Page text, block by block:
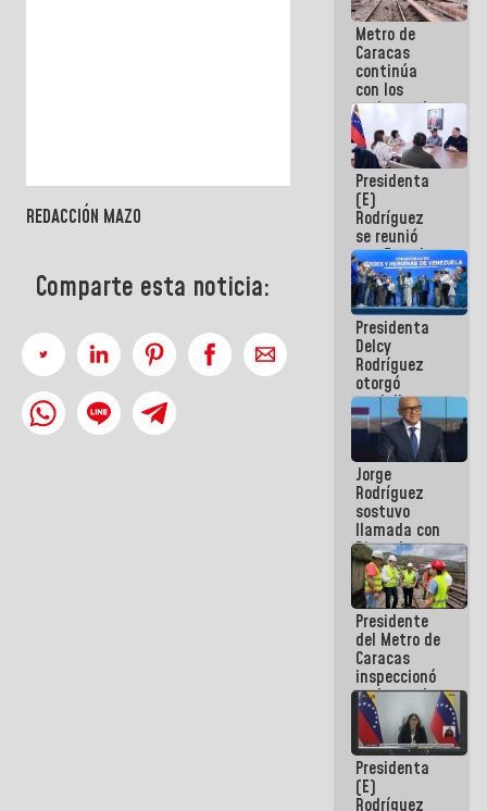
REDACCIÓN MAZO
Comparte esta noticia:
Metro de
Caracas
continúa
con los
trabajos de
mantenimiento
e inspección
en la Línea 2
Presidenta
(E)
Rodríguez
se reunió
con Estado
Mayor
Eléctrico
para
abordar
planes de
acción
Presidenta
Delcy
Rodríguez
otorgó
medalla
"Héroe de
Venezuela"
a servidores
públicos
Jorge
Rodríguez
sostuvo
llamada con
Dinorah
Figuera y
acuerdan
primer
encuentro
presencial
para el
diálogo
Presidente
del Metro de
Caracas
inspeccionó
trabajos de
rehabilitación
y
modernización
de la vía
férrea
Presidenta
(E)
Rodríguez